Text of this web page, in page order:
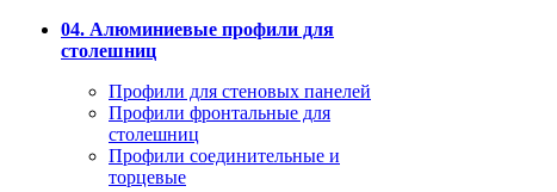
04. Алюминиевые профили для
столешниц
Профили для стеновых панелей
Профили фронтальные для
столешниц
Профили соединительные и
торцевые